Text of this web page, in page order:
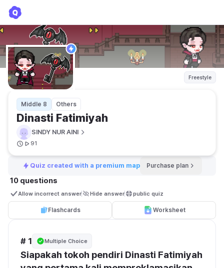
Freestyle
Middle 8 Others
Dinasti Fatimiyah
SINDY NUR AINI
91
Quiz created with a premium map Purchase plan
10 questions
Allow incorrect answer Hide answer public quiz
Flashcards Worksheet
# 1 Multiple Choice
Siapakah tokoh pendiri Dinasti Fatimiyah